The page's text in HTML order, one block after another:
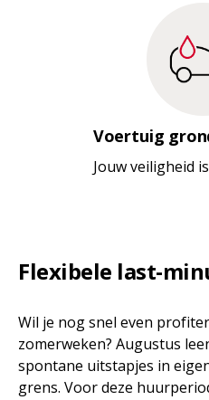
Voertuig
Jouw veiligheid
Flexibele last-
Wil je nog snel even
zomerweken? Augustus
spontane uitstapjes in
grens. Voor deze